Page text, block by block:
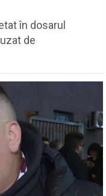
în dosarul
de